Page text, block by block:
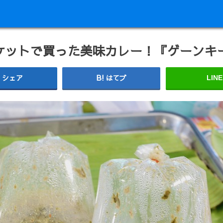
トで買った美味カレー！『ゲーン
シェア はてブ LINE